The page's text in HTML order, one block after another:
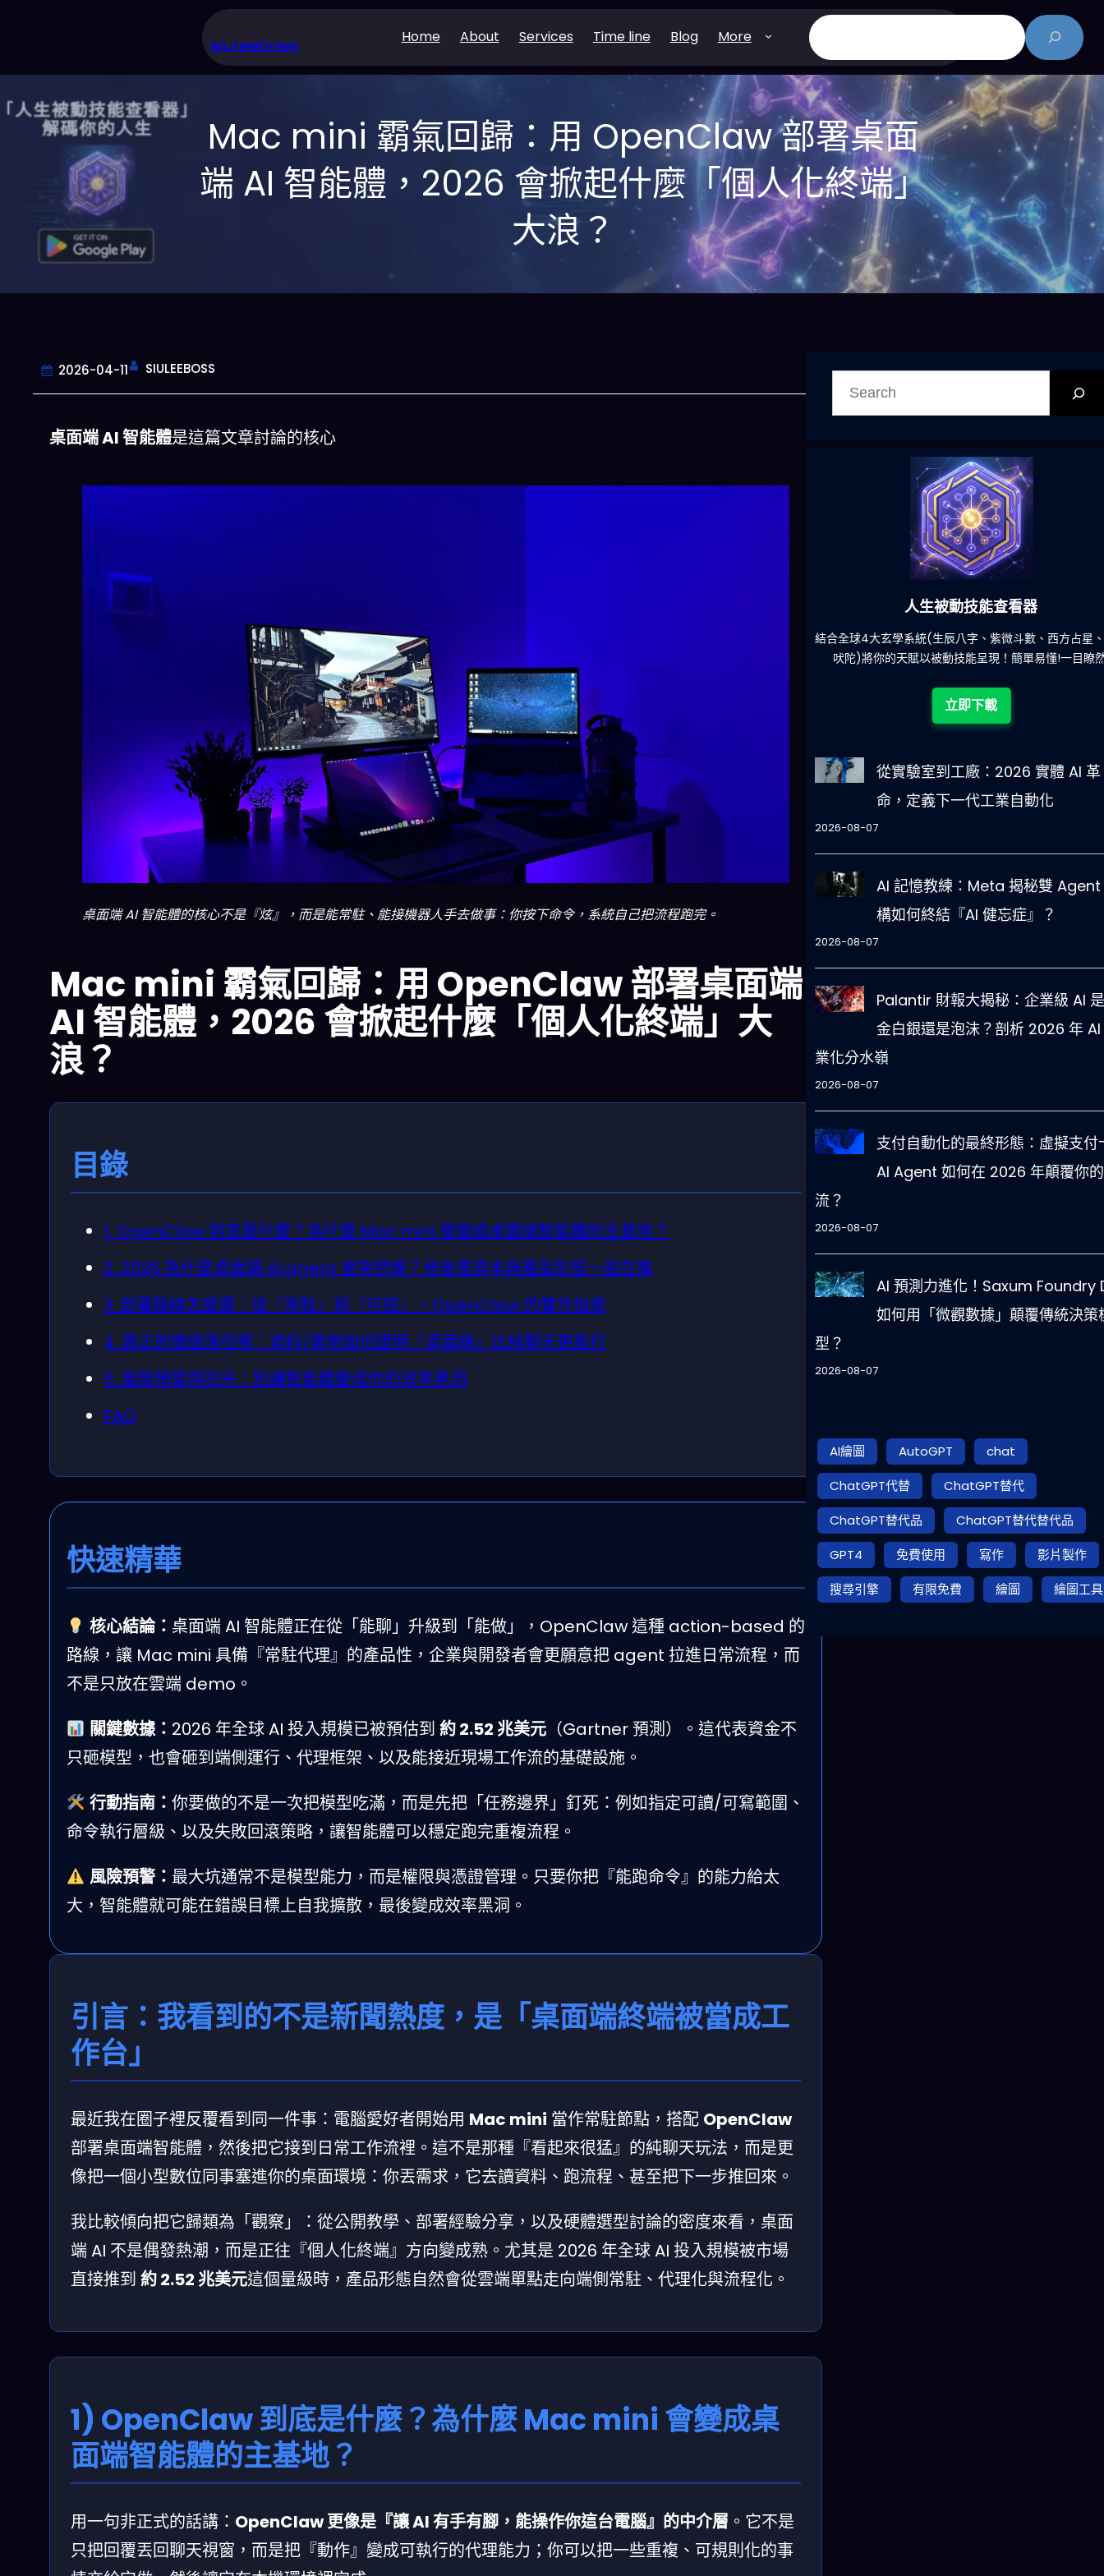
主
要
siuleeboss Home About Services Time line Blog More
搜
尋
Mac mini 霸氣回歸：用 OpenClaw 部署桌面
端 AI 智能體，2026 會掀起什麼「個人化終端」
大浪？
2026-04-11 SIULEEBOSS
桌面端 AI 智能體是這篇文章討論的核心
桌面端 AI 智能體的核心不是『炫』，而是能常駐、能接機器人手去做事：你按下命令，系統自己把流程跑完。
Mac mini 霸氣回歸：用 OpenClaw 部署桌面端
AI 智能體，2026 會掀起什麼「個人化終端」大
浪？
目錄
1. OpenClaw 到底是什麼？為什麼 Mac mini 會變成桌面端智能體的主基地？
2. 2026 為什麼桌面端 AI agent 會突然爆？背後是資本與產品形態一起在推
3. 部署路線怎麼選：從『常駐』到『可控』，OpenClaw 的實作指南
4. 真正的價值落在哪：資料/案例如何證明『桌面端』比純聊天更能打
5. 風險預警與防呆：別讓智能體變成你的效率黑洞
FAQ
快速精華
核心結論： 桌面端 AI 智能體正在從「能聊」升級到「能做」，OpenClaw 這種 action-based 的
路線，讓 Mac mini 具備『常駐代理』的產品性，企業與開發者會更願意把 agent 拉進日常流程，而
不是只放在雲端 demo。
關鍵數據： 2026 年全球 AI 投入規模已被預估到 約 2.52 兆美元（Gartner 預測）。這代表資金不
只砸模型，也會砸到端側運行、代理框架、以及能接近現場工作流的基礎設施。
行動指南： 你要做的不是一次把模型吃滿，而是先把「任務邊界」釘死：例如指定可讀/可寫範圍、
命令執行層級、以及失敗回滾策略，讓智能體可以穩定跑完重複流程。
風險預警： 最大坑通常不是模型能力，而是權限與憑證管理。只要你把『能跑命令』的能力給太
大，智能體就可能在錯誤目標上自我擴散，最後變成效率黑洞。
引言：我看到的不是新聞熱度，是「桌面端終端被當成工
作台」
最近我在圈子裡反覆看到同一件事：電腦愛好者開始用 Mac mini 當作常駐節點，搭配 OpenClaw
部署桌面端智能體，然後把它接到日常工作流裡。這不是那種『看起來很猛』的純聊天玩法，而是更
像把一個小型數位同事塞進你的桌面環境：你丟需求，它去讀資料、跑流程、甚至把下一步推回來。
我比較傾向把它歸類為「觀察」：從公開教學、部署經驗分享，以及硬體選型討論的密度來看，桌面
端 AI 不是偶發熱潮，而是正往『個人化終端』方向變成熟。尤其是 2026 年全球 AI 投入規模被市場
直接推到 約 2.52 兆美元這個量級時，產品形態自然會從雲端單點走向端側常駐、代理化與流程化。
1) OpenClaw 到底是什麼？為什麼 Mac mini 會變成桌
面端智能體的主基地？
用一句非正式的話講： OpenClaw 更像是『讓 AI 有手有腳，能操作你這台電腦』的中介層 。它不是
只把回覆丟回聊天視窗，而是把『動作』變成可執行的代理能力；你可以把一些重複、可規則化的事
人生被動技能查看器
結合全球4大玄學系統(生辰八字、紫微斗數、西方占星
吠陀)將你的天賦以被動技能呈現！簡單易懂!一目瞭
立即下載
從實驗室到工廠：2026 實體 AI 革
命，定義下一代工業自動化
2026-08-07
AI 記憶教練：Meta 揭秘雙 Agent
構如何終結『AI 健忘症』？
2026-08-07
Palantir 財報大揭秘：企業級 AI
金白銀還是泡沫？剖析 2026 年 AI
業化分水嶺
2026-08-07
支付自動化的最終形態：虛擬支付
AI Agent 如何在 2026 年顛覆你
流？
2026-08-07
AI 預測力進化！Saxum Foundry
如何用「微觀數據」顛覆傳統決策
型？
2026-08-07
AI繪圖 AutoGPT
chat
ChatGPT代替
ChatGPT替代
ChatGPT替代品
ChatGPT替代替代品
GPT4
免費使用 寫作
影片製作
搜尋引擎
有限免費 繪圖 繪圖工具